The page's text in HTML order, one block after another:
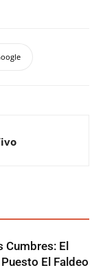
Cumbres: El
El Faldeo